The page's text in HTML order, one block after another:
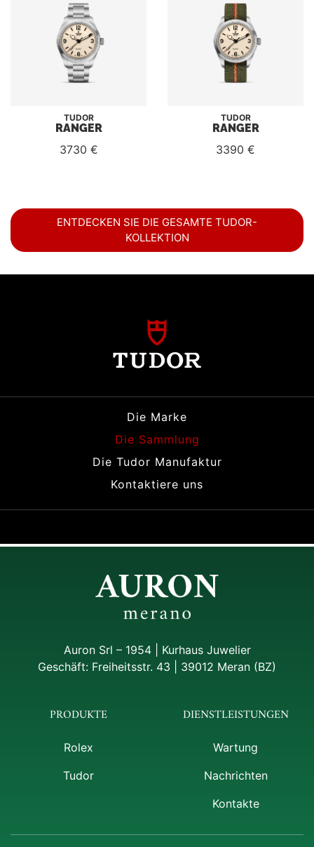
TUDOR
RANGER
3730 €
TUDOR
RANGER
3390 €
ENTDECKEN SIE DIE GESAMTE TUDOR-
KOLLEKTION
Die Marke
Die Sammlung
Die Tudor Manufaktur
Kontaktiere uns
Auron Srl – 1954 | Kurhaus Juwelier
Geschäft: Freiheitsstr. 43 | 39012 Meran (BZ)
PRODUKTE
Rolex
Tudor
DIENSTLEISTUNGEN
Wartung
Nachrichten
Kontakte